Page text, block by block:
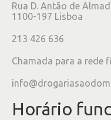
Rua D. Antão de
1100-197 Lisboa
213 426 636
Chamada para a rede
Horário